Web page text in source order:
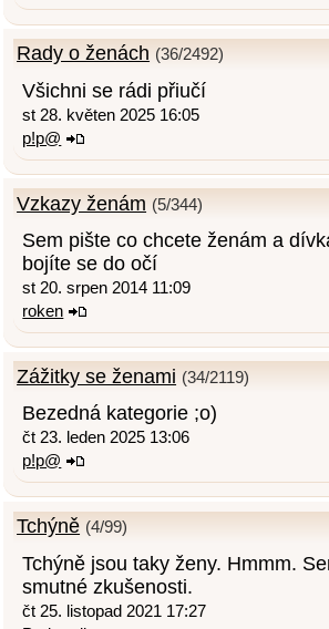
Rady o ženách (36/2492)
Všichni se rádi přiučí
st 28. květen 2025 16:05
p!p@
Vzkazy ženám (5/344)
Sem pište co chcete ženám a
bojíte se do očí
st 20. srpen 2014 11:09
roken
Zážitky se ženami (34/2119)
Bezedná kategorie ;o)
čt 23. leden 2025 13:06
p!p@
Tchýně (4/99)
Tchýně jsou taky ženy. Hmmm.
smutné zkušenosti.
čt 25. listopad 2021 17:27